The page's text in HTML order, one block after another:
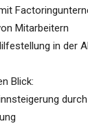
Mitarbeitern
in der
Blick: